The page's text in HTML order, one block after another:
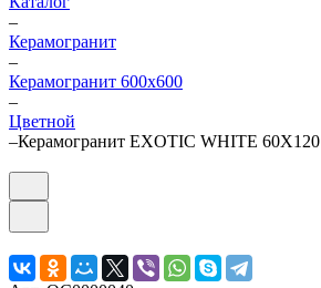
–
Керамогранит
–
Керамогранит 600х600
–
Цветной
–Керамогранит EXOTIC WHITE 60Х120